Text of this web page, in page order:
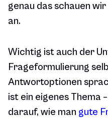
genau das schauen
an.
Wichtig ist auch der
Frageformulierung
Antwortoptionen
ist ein eigenes Thema
darauf, wie man gute